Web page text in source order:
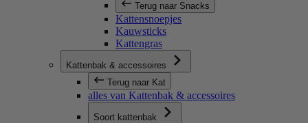
Terug naar Snacks
Kattensnoepjes
Kauwsticks
Kattengras
Kattenbak & accessoires
Terug naar Kat
alles van Kattenbak & accessoires
Soort kattenbak